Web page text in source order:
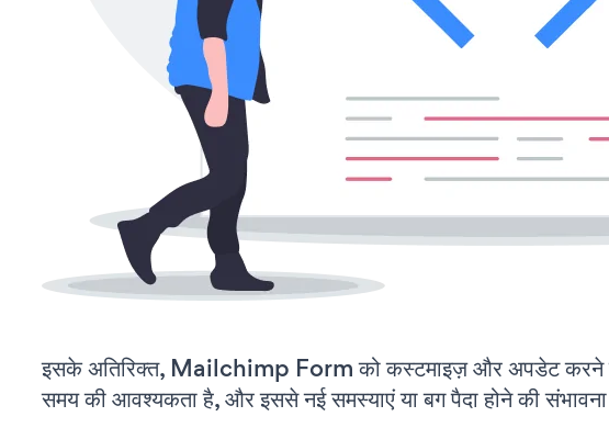
इसके अतिरिक्त, Mailchimp Form को कस्टमाइज़ और अपडेट करने
समय की आवश्यकता है, और इससे नई समस्याएं या बग पैदा होने की